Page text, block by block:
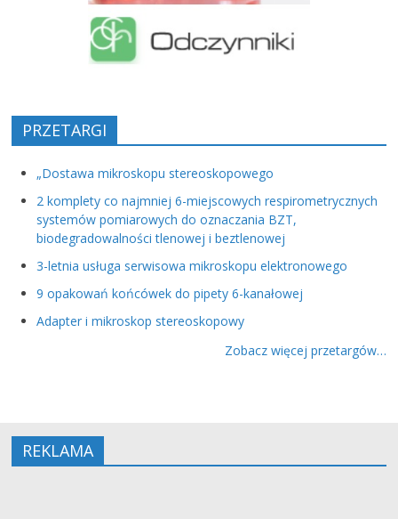
PRZETARGI
„Dostawa mikroskopu stereoskopowego
2 komplety co najmniej 6-miejscowych respirometrycznych
systemów pomiarowych do oznaczania BZT,
biodegradowalności tlenowej i beztlenowej
3-letnia usługa serwisowa mikroskopu elektronowego
9 opakowań końcówek do pipety 6-kanałowej
Adapter i mikroskop stereoskopowy
Zobacz więcej przetargów…
REKLAMA